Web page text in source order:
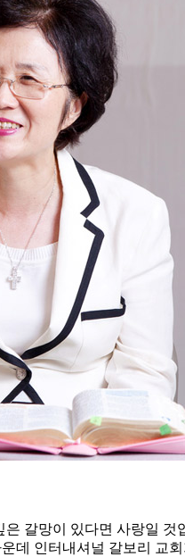
갈망이 있다면 사랑일
데 인터내셔널 갈보리 교